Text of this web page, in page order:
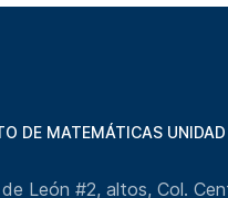
DE MATEMÁTICAS
León #2, altos, Col.